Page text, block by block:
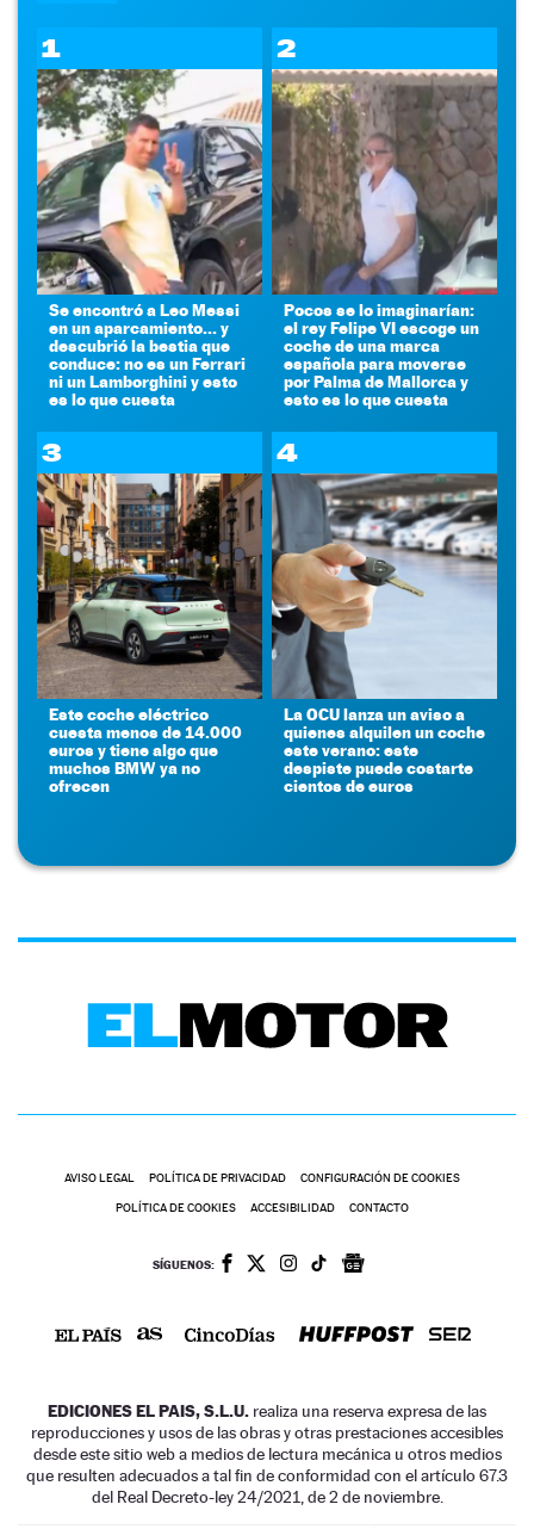
1
Se encontró a Leo Messi
en un aparcamiento... y
descubrió la bestia que
conduce: no es un Ferrari
ni un Lamborghini y esto
es lo que cuesta
2
Pocos se lo imaginarían:
el rey Felipe VI escoge un
coche de una marca
española para moverse
por Palma de Mallorca y
esto es lo que cuesta
3
Este coche eléctrico
cuesta menos de 14.000
euros y tiene algo que
muchos BMW ya no
ofrecen
4
La OCU lanza un aviso a
quienes alquilen un coche
este verano: este
despiste puede costarte
cientos de euros
AVISO LEGAL POLÍTICA DE PRIVACIDAD CONFIGURACIÓN DE COOKIES
POLÍTICA DE COOKIES ACCESIBILIDAD CONTACTO
SÍGUENOS:
EDICIONES EL PAIS, S.L.U. realiza una reserva expresa de las
reproducciones y usos de las obras y otras prestaciones accesibles
desde este sitio web a medios de lectura mecánica u otros medios
que resulten adecuados a tal fin de conformidad con el artículo 67.3
del Real Decreto-ley 24/2021, de 2 de noviembre.